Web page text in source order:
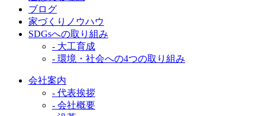
ブログ
家づくりノウハウ
SDGsへの取り組み
- 大工育成
- 環境・社会への4つの取り組み
会社案内
- 代表挨拶
- 会社概要